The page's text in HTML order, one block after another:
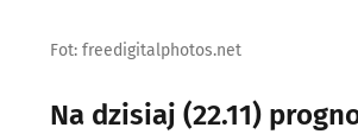
Fot: freedigitalphotos.net
Na dzisiaj (22.11)